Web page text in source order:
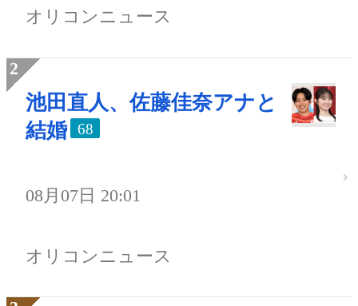
オリコンニュース
池田直人、佐藤佳奈アナと
結婚
68
08月07日 20:01
オリコンニュース